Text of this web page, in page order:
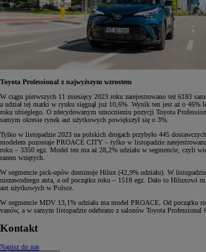
Toyota Professional z najwyższym wzrostem
W ciągu pierwszych 11 miesięcy 2023 roku zarejestrowano też 6183
a udział tej marki w rynku sięgnął już 10,6%. Wynik ten jest aż o 46%
roku ubiegłego. O zdecydowanym umocnieniu pozycji Toyota
samym okresie rynek aut użytkowych powiększył się o 3%.
Tylko w listopadzie 2023 na polskich drogach przybyło 445
modelem pozostaje PROACE CITY – tylko w listopadzie
roku – 3350 egz. Model ten ma aż 28,2% udziału w segmencie, czyli
razem wziętych.
W segmencie pick-upów dominuje Hilux (42,9% udziału). W
niezawodnego auta, a od początku roku – 1518 egz. Dało to Hiluxowi
aut użytkowych w Polsce.
W segmencie MDV 13,1% udziału ma model PROACE. Od początku
vanów, a w samym listopadzie odebrano z salonów Toyota Professional
Kontakt
Napisz do nas